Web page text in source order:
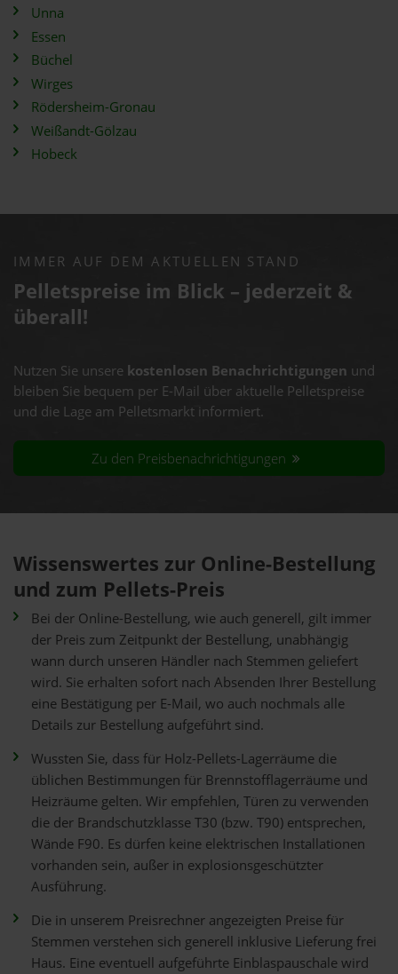
Unna
Essen
Büchel
Wirges
Rödersheim-Gronau
Weißandt-Gölzau
Hobeck
IMMER AUF DEM AKTUELLEN STAND
Pelletspreise im Blick – jederzeit &
überall!
Nutzen Sie unsere kostenlosen Benachrichtigungen und
bleiben Sie bequem per E-Mail über aktuelle Pelletspreise
und die Lage am Pelletsmarkt informiert.
Zu den Preisbenachrichtigungen
Wissenswertes zur Online-Bestellung
und zum Pellets-Preis
Bei der Online-Bestellung, wie auch generell, gilt immer
der Preis zum Zeitpunkt der Bestellung, unabhängig
wann durch unseren Händler nach Stemmen geliefert
wird. Sie erhalten sofort nach Absenden Ihrer Bestellung
eine Bestätigung per E-Mail, wo auch nochmals alle
Details zur Bestellung aufgeführt sind.
Wussten Sie, dass für Holz-Pellets-Lagerräume die
üblichen Bestimmungen für Brennstofflagerräume und
Heizräume gelten. Wir empfehlen, Türen zu verwenden
die der Brandschutzklasse T30 (bzw. T90) entsprechen,
Wände F90. Es dürfen keine elektrischen Installationen
vorhanden sein, außer in explosionsgeschützter
Ausführung.
Die in unserem Preisrechner angezeigten Preise für
Stemmen verstehen sich generell inklusive Lieferung frei
Haus. Eine eventuell aufgeführte Einblaspauschale wird